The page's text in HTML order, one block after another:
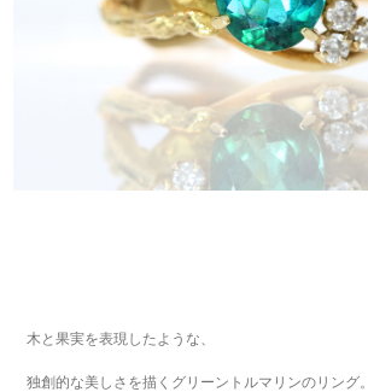
木と果実を表現したような、
独創的な美しさを描くグリーントルマリンのリング。